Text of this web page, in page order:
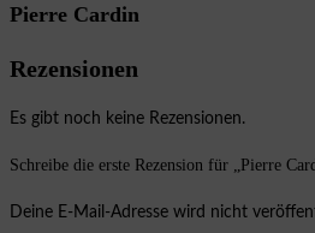
Pierre Cardin
Rezensionen
Es gibt noch keine Rezensionen.
Schreibe die erste Rezension für „Pierre
Deine E-Mail-Adresse wird nicht